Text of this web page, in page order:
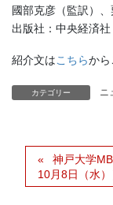
國部克彦（監訳）、
出版社：中央経済社
紹介文はこちらから
カテゴリー ニ
神戸大学
10月8日（水）